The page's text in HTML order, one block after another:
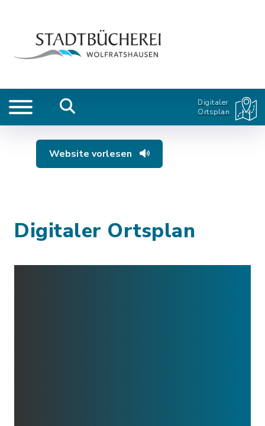
Digitaler
Ortsplan
Website vorlesen
Digitaler Ortsplan